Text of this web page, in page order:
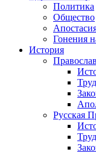
Политика
Общество
Гонения
История
Русская